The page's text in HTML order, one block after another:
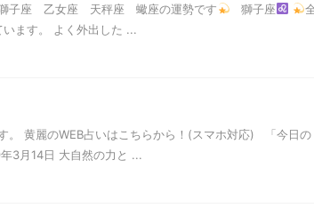
子座 乙女座 天秤座 蠍座の運勢です 獅子座
ます。 よく外出した ...
。 黄麗のWEB占いはこちらから！(スマホ対応) 「今日の
3月14日 大自然の力と ...